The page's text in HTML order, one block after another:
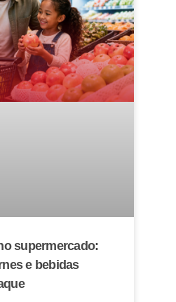
supermercado:
e bebidas